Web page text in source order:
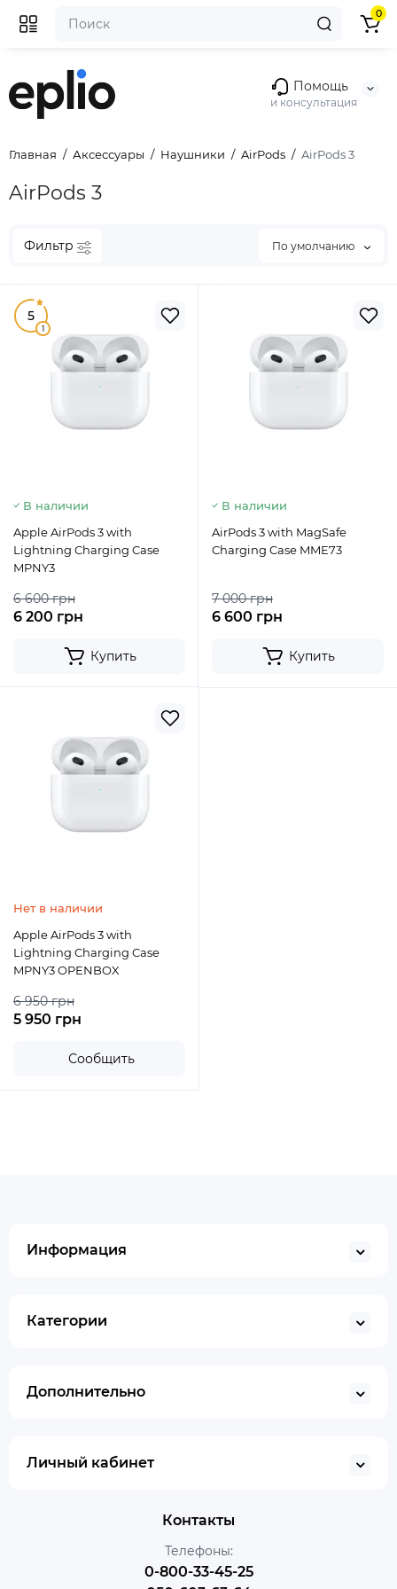
Помощь
и консультация
0
Главная Аксессуары Наушники AirPods AirPods 3
AirPods 3
Фильтр По умолчанию
5
1
В наличии
Apple AirPods 3 with
Lightning Charging Case
MPNY3
6 600 грн
6 200 грн
Купить
В наличии
AirPods 3 with MagSafe
Charging Case MME73
7 000 грн
6 600 грн
Купить
Нет в наличии
Apple AirPods 3 with
Lightning Charging Case
MPNY3 OPENBOX
6 950 грн
5 950 грн
Сообщить
Информация
Категории
Дополнительно
Личный кабинет
Контакты
Телефоны:
0-800-33-45-25